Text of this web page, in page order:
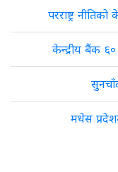
परराष्ट्र नीतिको
केन्द्रीय बैंक
मधेस